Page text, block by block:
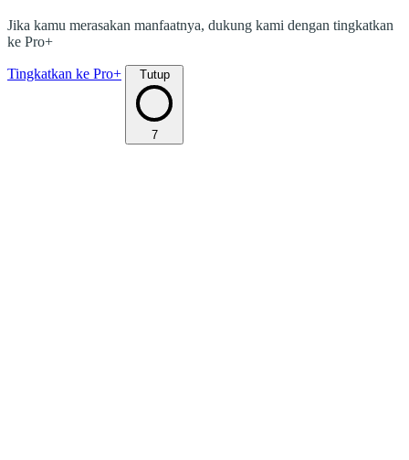
Jika kamu merasakan manfaatnya, dukung kami dengan tingkatkan
ke Pro+
Tingkatkan ke Pro+ Tutup
7